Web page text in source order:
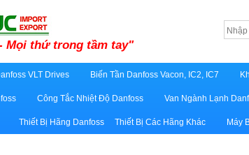
Mọi thứ trong tầm tay"
VLT Drives Biến Tần Danfoss Vacon, IC2, IC7
Công Tắc Nhiệt Độ Danfoss Van Ngành Lạnh
Thiết Bị Hãng Danfoss Thiết Bị Các Hãng Khác Máy